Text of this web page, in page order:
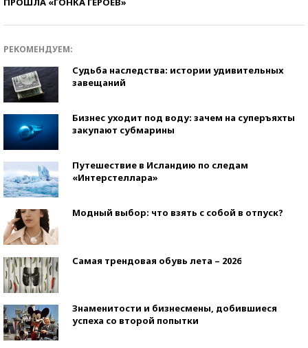
РЕКОМЕНДУЕМ:
Судьба наследства: истории удивительных
завещаний
Бизнес уходит под воду: зачем на суперъяхты
закупают субмарины
Путешествие в Исландию по следам
«Интерстеллара»
Модный выбор: что взять с собой в отпуск?
Самая трендовая обувь лета – 2026
Знаменитости и бизнесмены, добившиеся
успеха со второй попытки